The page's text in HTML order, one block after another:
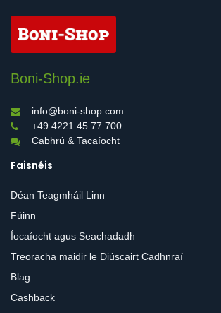
Boni-Shop.ie
info@boni-shop.com
+49 4221 45 77 700
Cabhrú & Tacaíocht
Faisnéis
Déan Teagmháil Linn
Fúinn
Íocaíocht agus Seachadadh
Treoracha maidir le Diúscairt Cadhnraí
Blag
Cashback